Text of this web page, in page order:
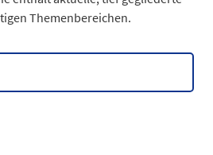
Themenbereichen.